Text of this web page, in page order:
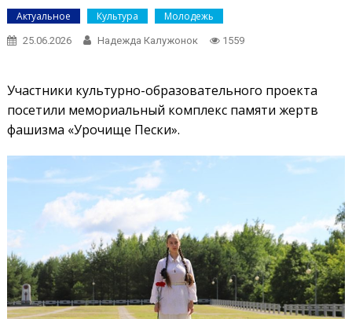
Актуальное Культура Молодежь
25.06.2026 Надежда Калужонок 1559
Участники культурно-образовательного проекта
посетили мемориальный комплекс памяти жертв
фашизма «Урочище Пески».